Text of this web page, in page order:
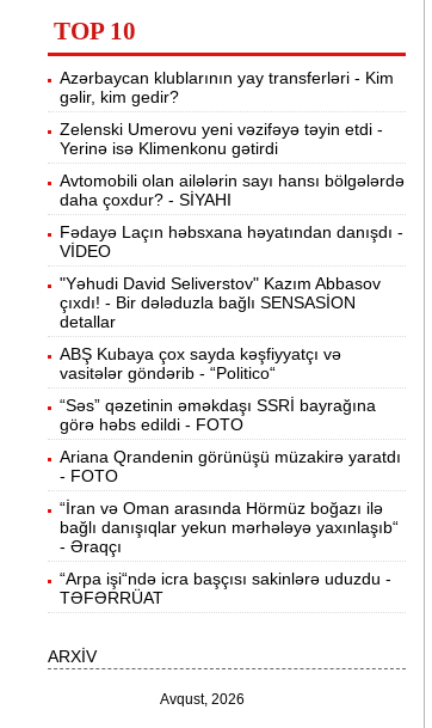
15:45
Pakistan, Səudiyyə Ərəbistanı və
Türkiyə saziş imzalayıb -Birgə müdafiə
haqqında
15:28
“Tarqovı”dakı yanğın məhdudlaşdırıldı
-VİDEOLAR
15:13
Velosipedlər Azərbaycana hansı
ölkələrdən və neçəyə gətirilib -
Pərvin Abıyeva son görünüşü diqqət
çəkdi -
14:43
Bakıda 70 min manatlıq naqil
oğurlayan şəxs tutuldu -VİDEO
14:26
Samir Şərifova yeni vəzifə verildi -
Prezident Sərəncam imzaladı
14:11 Tovuzda qadın qətlə yetirildi -Şübhəli
qardaşı oğludur
13:56 39 dərəcə isti olacaq -Sabaha olan
hava proqnozu
13:40
Prezident bu səfirlərin yerini dəyişdi -
TOP 10
Azərbaycan klublarının yay transferləri - Kim
gəlir, kim gedir?
Zelenski Umerovu yeni vəzifəyə təyin etdi -
Yerinə isə Klimenkonu gətirdi
Avtomobili olan ailələrin sayı hansı bölgələrdə
daha çoxdur? - SİYAHI
Fədayə Laçın həbsxana həyatından danışdı -
VİDEO
"Yəhudi David Seliverstov" Kazım Abbasov
çıxdı! - Bir dələduzla bağlı SENSASİON
detallar
ABŞ Kubaya çox sayda kəşfiyyatçı və
vasitələr göndərib - “Politico“
“Səs” qəzetinin əməkdaşı SSRİ bayrağına
görə həbs edildi - FOTO
Ariana Qrandenin görünüşü müzakirə yaratdı
- FOTO
“İran və Oman arasında Hörmüz boğazı ilə
bağlı danışıqlar yekun mərhələyə yaxınlaşıb“
- Əraqçı
“Arpa işi“ndə icra başçısı sakinlərə uduzdu -
TƏFƏRRÜAT
ARXİV
Avqust, 2026